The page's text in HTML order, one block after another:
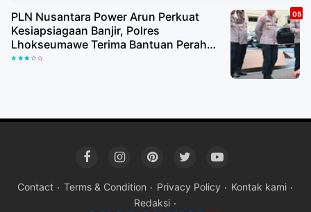
PLN Nusantara Power Arun Perkuat
Kesiapsiagaan Banjir, Polres
Lhokseumawe Terima Bantuan Perahu
Karet
Contact Terms & Condition Privacy Policy
Kontak kami
Redaksi